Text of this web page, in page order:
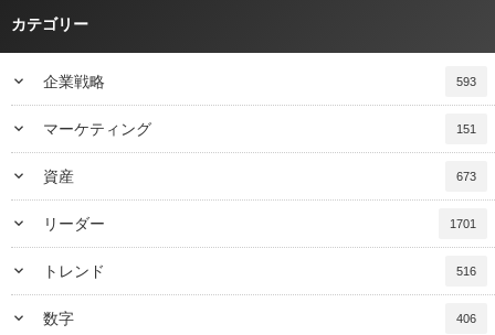
カテゴリー
keyboard_arrow_down 企業戦略 593
keyboard_arrow_down マーケティング 151
keyboard_arrow_down 資産 673
keyboard_arrow_down リーダー 1701
keyboard_arrow_down トレンド 516
keyboard_arrow_down 数字 406